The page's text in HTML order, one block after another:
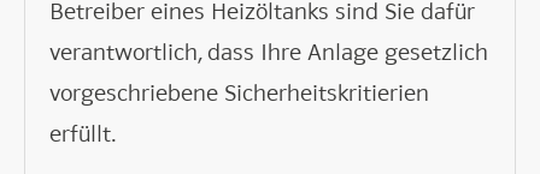
Betreiber eines Heizöltanks sind Sie dafür
verantwortlich, dass Ihre Anlage gesetzlich
vorgeschriebene Sicherheitskritierien
erfüllt.